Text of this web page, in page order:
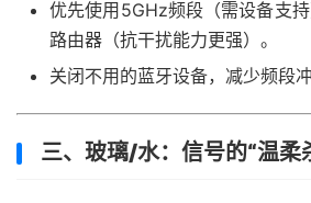
优先使用5GHz频段（需设备支
路由器（抗干扰能力更强）。
关闭不用的蓝牙设备，减少频段冲
三、玻璃/水：信号的“温柔